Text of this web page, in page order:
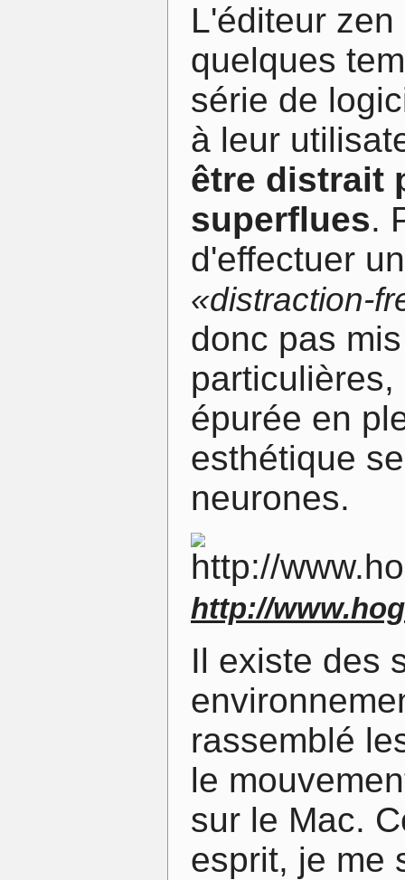
L'éditeur
quelques
série de
à leur
être distrait
superflues.
d'effectuer
«distraction-
donc pas
épurée en
esthétique
neurones.
http://
Il existe des
rassemblé
le
sur le Mac.
esprit, je me